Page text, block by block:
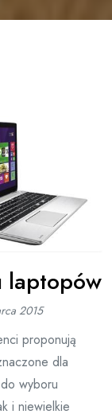
laptopów
2015
proponują
dla
wyboru
i niewielkie